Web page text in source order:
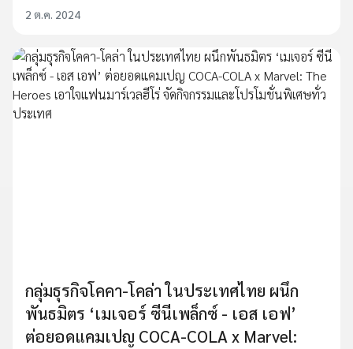
2 ต.ค. 2024
กลุ่มธุรกิจโคคา-โคล่า ในประเทศไทย ผนึก
พันธมิตร ‘เมเจอร์ ซีนีเพล็กซ์ - เอส เอฟ’
ต่อยอดแคมเปญ COCA-COLA x Marvel: